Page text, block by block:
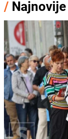
/ Najnovije